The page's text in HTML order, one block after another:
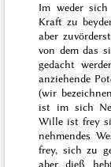
Im weder
Kraft zu
aber
von dem das
gedacht
anziehende
(wir
ist im sich
Wille ist frey
nehmendes
frey, sich zu
aber dieß